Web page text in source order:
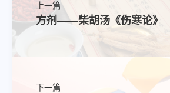
上一篇
方剂——柴胡汤《伤寒论》
下一篇